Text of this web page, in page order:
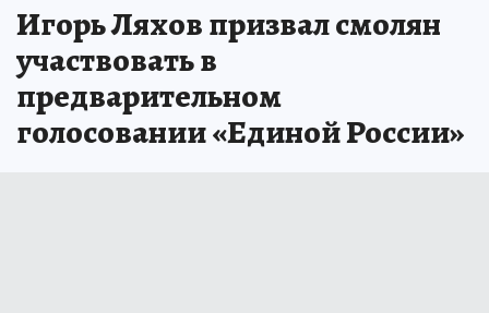
Игорь Ляхов призвал смолян
участвовать в
предварительном
голосовании «Единой России»